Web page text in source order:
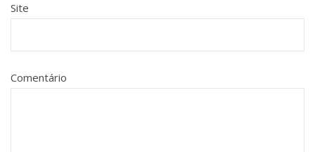
Site
Comentário